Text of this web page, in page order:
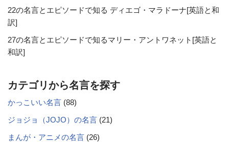
22の名言とエピソードで知る ディエゴ・マラドーナ[英語と和
訳]
27の名言とエピソードで知るマリー・アントワネット[英語と
和訳]
カテゴリから名言を探す
かっこいい名言 (88)
ジョジョ（JOJO）の名言 (21)
まんが・アニメの名言 (26)